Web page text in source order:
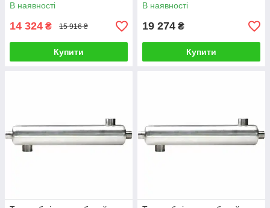
В наявності
14 324 ₴ 15 916 ₴
Купити
В наявності
19 274 ₴
Купити